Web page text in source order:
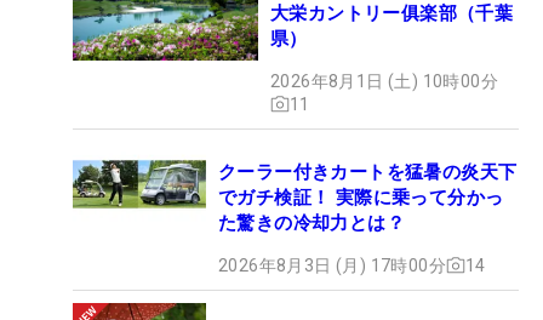
大栄カントリー俱楽部（千葉
県）
2026年8月1日 (土) 10時00分
11
クーラー付きカートを猛暑の炎天下
でガチ検証！ 実際に乗って分かっ
た驚きの冷却力とは？
2026年8月3日 (月) 17時00分 14